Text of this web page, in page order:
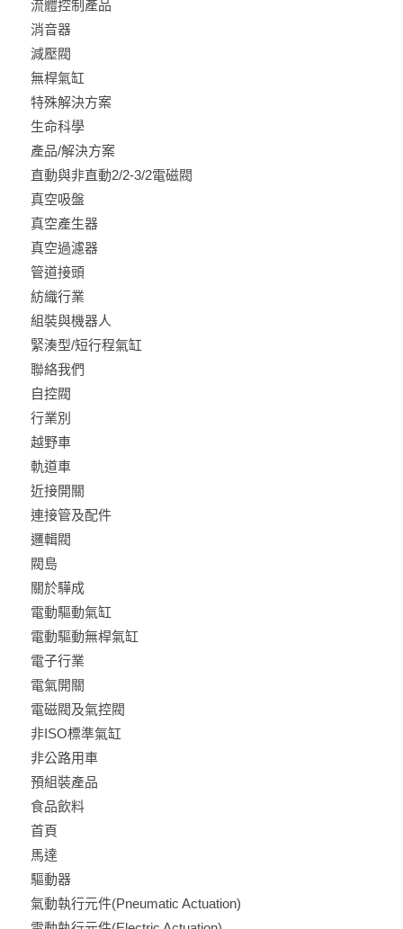
流體控制產品
消音器
減壓閥
無桿氣缸
特殊解決方案
生命科學
產品/解決方案
直動與非直動2/2-3/2電磁閥
真空吸盤
真空產生器
真空過濾器
管道接頭
紡織行業
組裝與機器人
緊湊型/短行程氣缸
聯絡我們
自控閥
行業別
越野車
軌道車
近接開關
連接管及配件
邏輯閥
閥島
關於驊成
電動驅動氣缸
電動驅動無桿氣缸
電子行業
電氣開關
電磁閥及氣控閥
非ISO標準氣缸
非公路用車
預組裝產品
食品飲料
首頁
馬達
驅動器
氣動執行元件(Pneumatic Actuation)